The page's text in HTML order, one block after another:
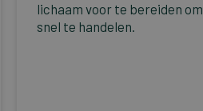
lichaam voor te bereiden om
snel te handelen.